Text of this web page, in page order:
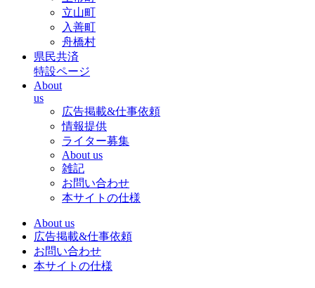
立山町
入善町
舟橋村
県民共済
特設ページ
About
us
広告掲載&仕事依頼
情報提供
ライター募集
About us
雑記
お問い合わせ
本サイトの仕様
About us
広告掲載&仕事依頼
お問い合わせ
本サイトの仕様